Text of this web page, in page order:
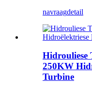
navraagdetail
Hidrouliese
250KW
Turbine